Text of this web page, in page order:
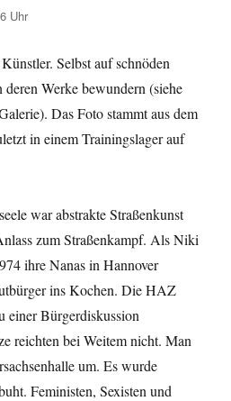
Uhr
Selbst auf schnöden
Werke bewundern (siehe
Das Foto stammt aus dem
in einem Trainingslager auf
war abstrakte Straßenkunst
zum Straßenkampf. Als Niki
ihre Nanas in Hannover
ins Kochen. Die HAZ
einer Bürgerdiskussion
reichten bei Weitem nicht. Man
um. Es wurde
Feministen, Sexisten und